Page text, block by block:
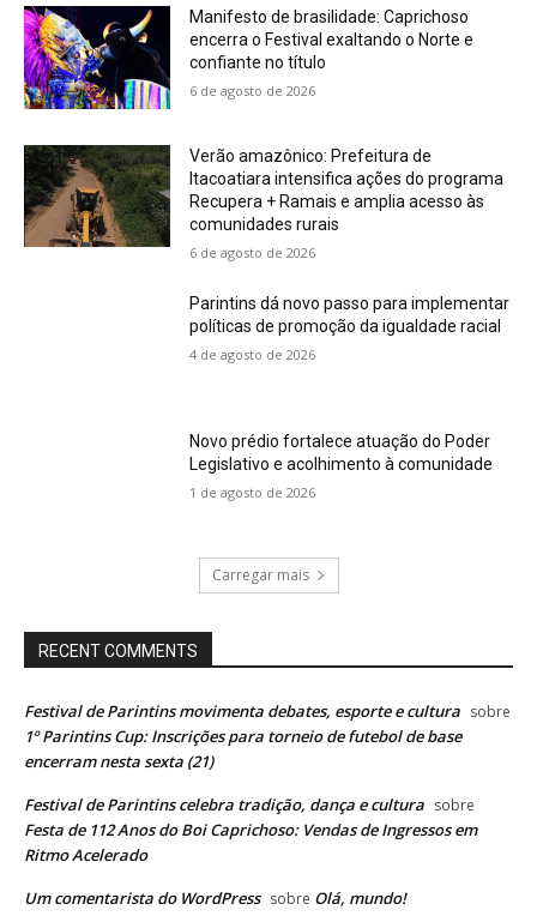
Manifesto de brasilidade: Caprichoso
encerra o Festival exaltando o Norte e
confiante no título
6 de agosto de 2026
Verão amazônico: Prefeitura de
Itacoatiara intensifica ações do programa
Recupera + Ramais e amplia acesso às
comunidades rurais
6 de agosto de 2026
Parintins dá novo passo para implementar
políticas de promoção da igualdade racial
4 de agosto de 2026
Novo prédio fortalece atuação do Poder
Legislativo e acolhimento à comunidade
1 de agosto de 2026
Carregar mais
RECENT COMMENTS
Festival de Parintins movimenta debates, esporte e cultura sobre
1º Parintins Cup: Inscrições para torneio de futebol de base
encerram nesta sexta (21)
Festival de Parintins celebra tradição, dança e cultura sobre
Festa de 112 Anos do Boi Caprichoso: Vendas de Ingressos em
Ritmo Acelerado
Um comentarista do WordPress sobre Olá, mundo!